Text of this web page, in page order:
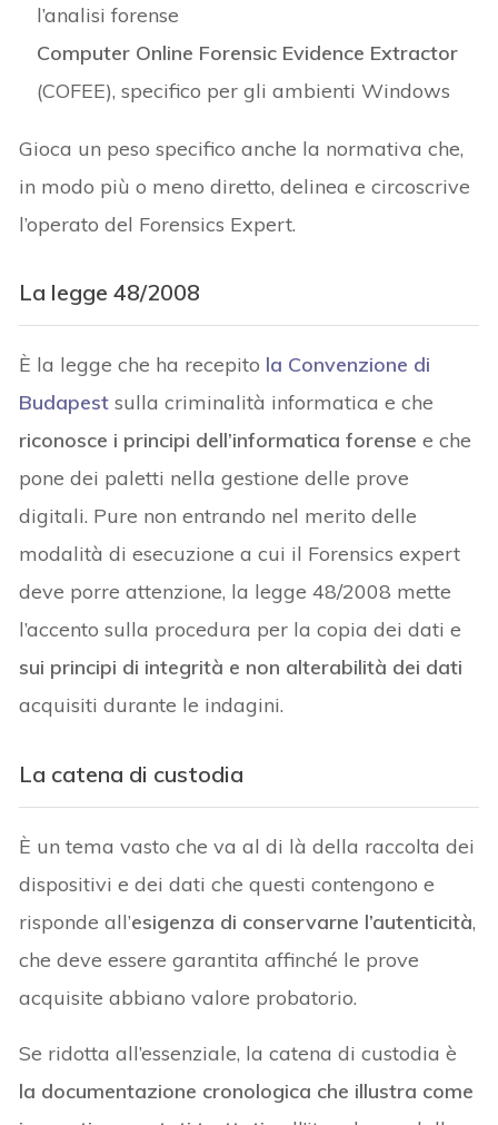
l’analisi forense
Computer Online Forensic Evidence Extractor
(COFEE), specifico per gli ambienti Windows
Gioca un peso specifico anche la normativa che,
in modo più o meno diretto, delinea e circoscrive
l’operato del Forensics Expert.
La legge 48/2008
È la legge che ha recepito la Convenzione di
Budapest sulla criminalità informatica e che
riconosce i principi dell’informatica forensee che
pone dei paletti nella gestione delle prove
digitali. Pure non entrando nel merito delle
modalità di esecuzione a cui il Forensics expert
deve porre attenzione, la legge 48/2008 mette
l’accento sulla procedura per la copia dei dati e
sui principi di integrità e non alterabilità dei dati
acquisiti durante le indagini.
La catena di custodia
È un tema vasto che va al di là della raccolta dei
dispositivi e dei dati che questi contengono e
risponde all’esigenza di conservarne l’autenticità,
che deve essere garantita affinché le prove
acquisite abbiano valore probatorio.
Se ridotta all’essenziale, la catena di custodia è
la documentazione cronologica che illustra come